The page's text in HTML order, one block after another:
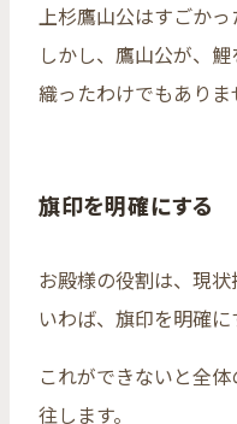
上杉鷹山公はすごかっ
しかし、鷹山公が、
織ったわけでもありま
旗印を明確にする
お殿様の役割は、現状
いわば、旗印を明確に
これができないと全
往します。